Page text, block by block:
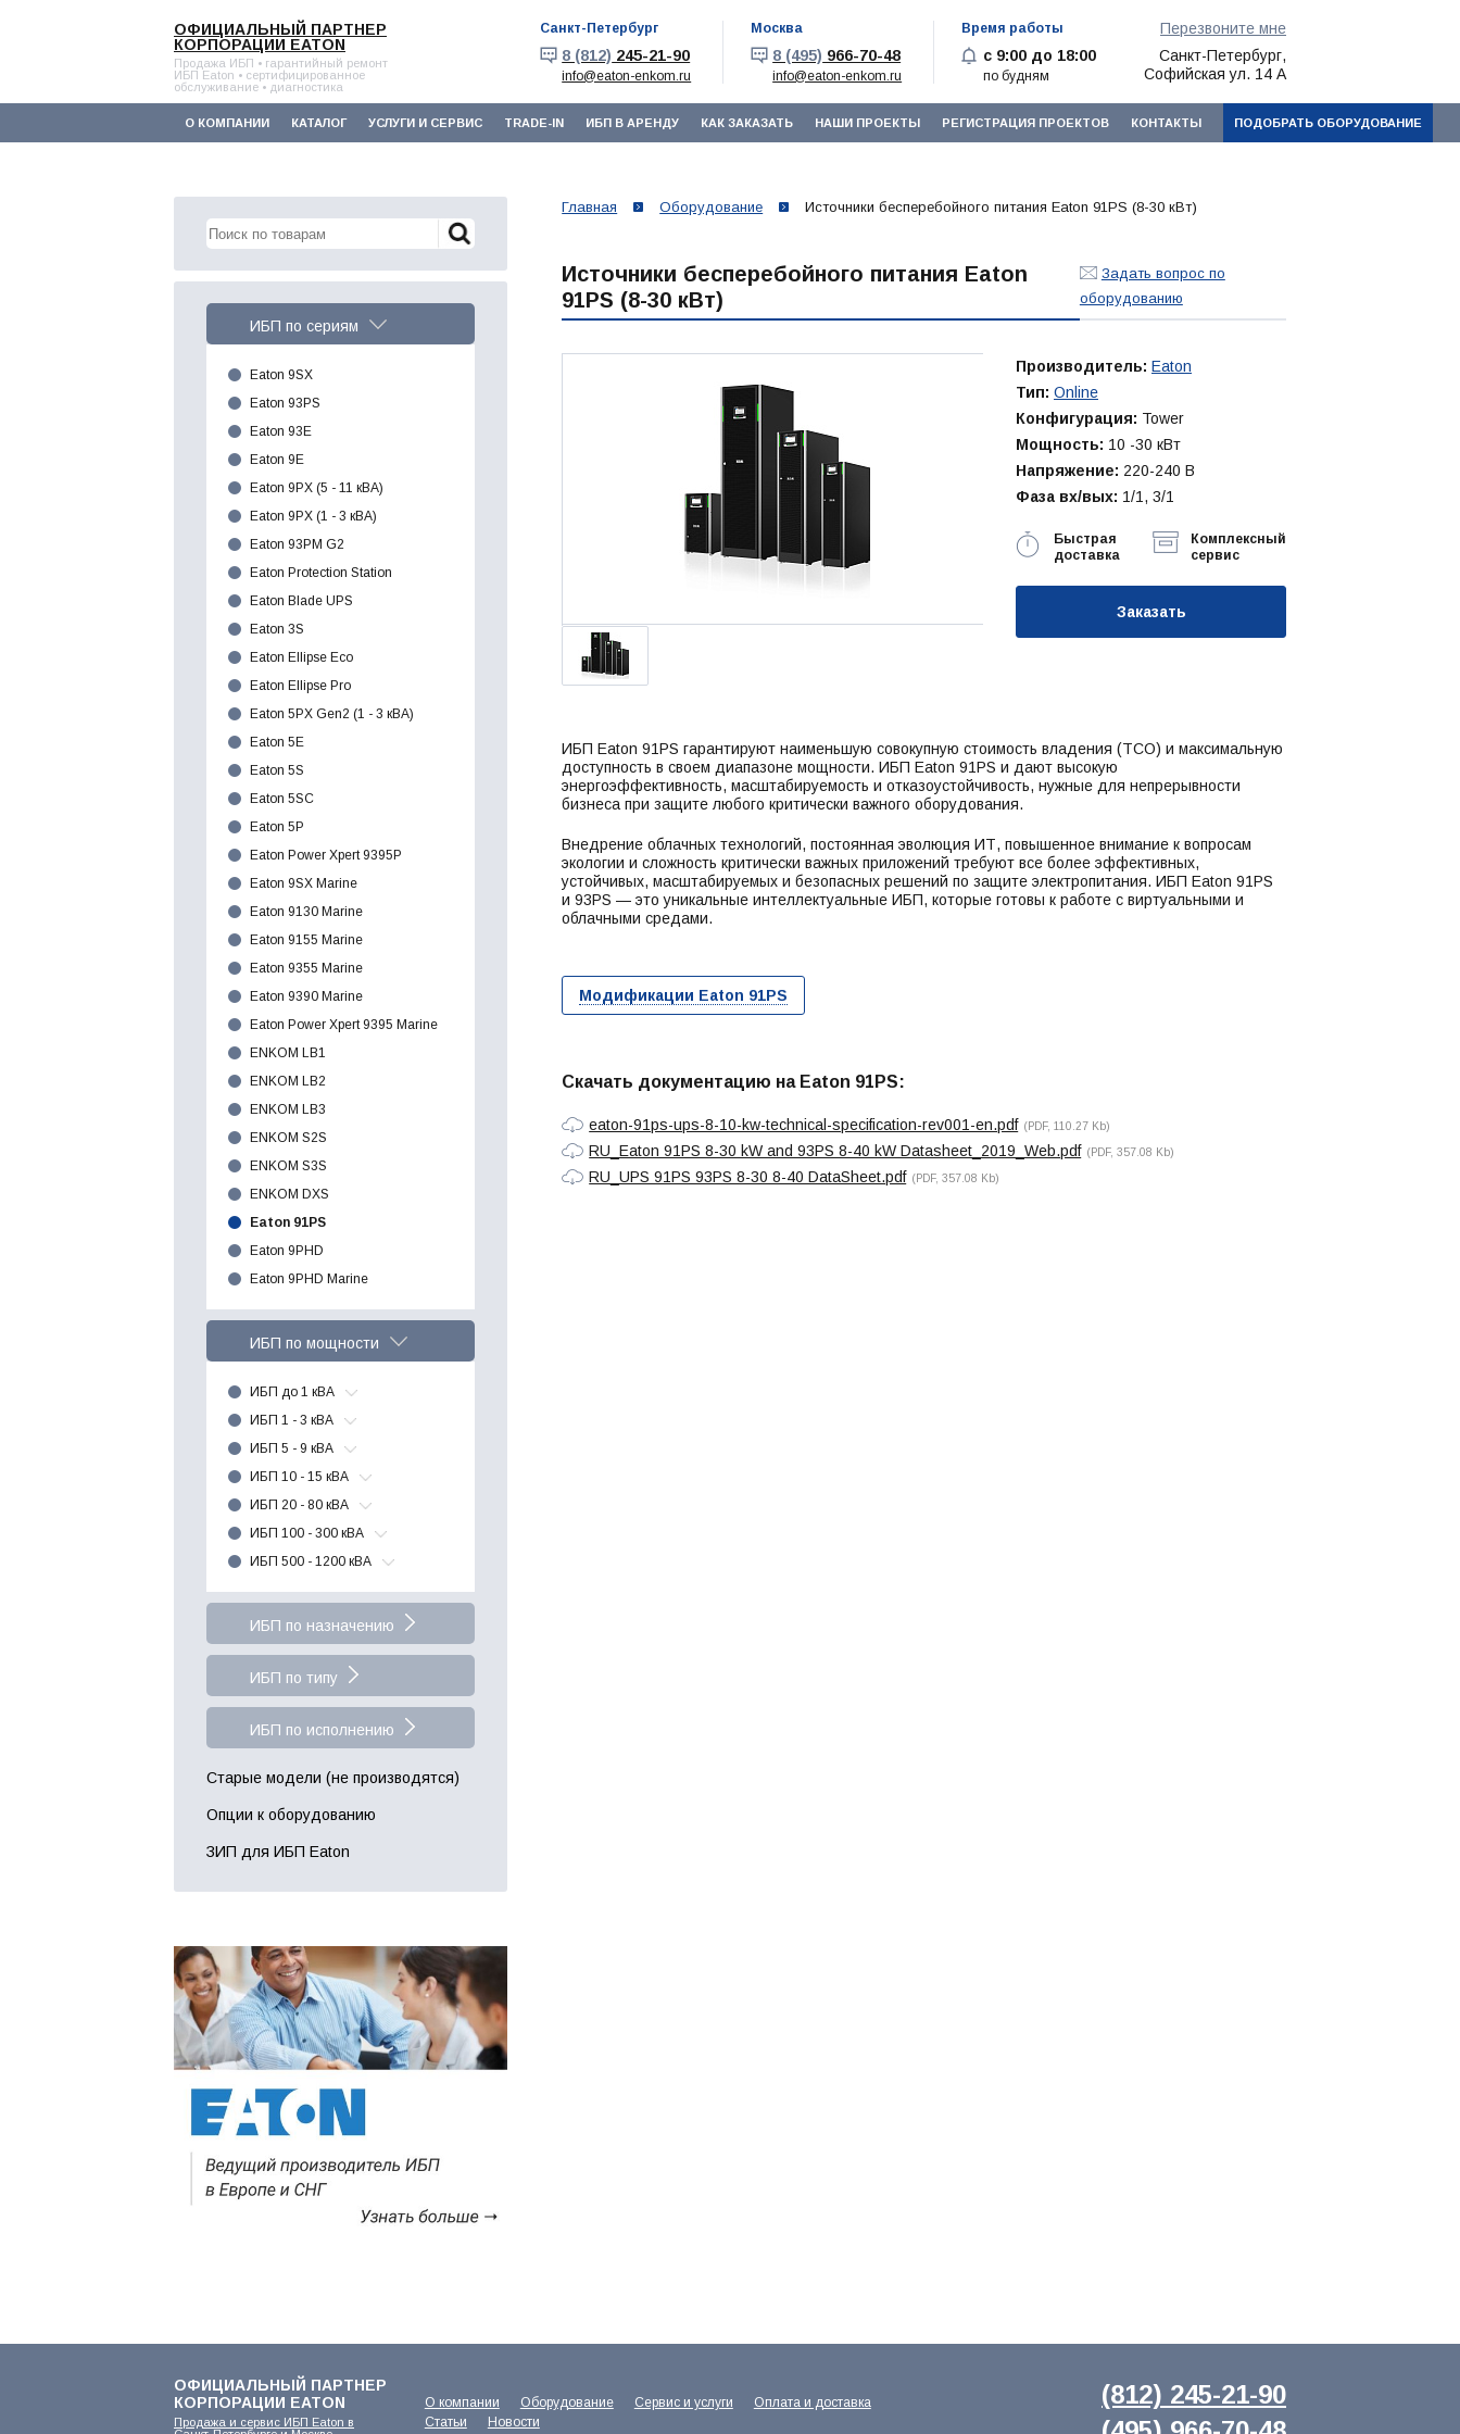
ОФИЦИАЛЬНЫЙ ПАРТНЕР
КОРПОРАЦИИ EATON
Продажа ИБП • гарантийный ремонт
ИБП Eaton • сертифицированное
обслуживание • диагностика
Санкт-Петербург
8 (812) 245-21-90
info@eaton-enkom.ru
Москва
8 (495) 966-70-48
info@eaton-enkom.ru
Время работы
с 9:00 до 18:00
по будням
Перезвоните мне
Санкт-Петербург,
Софийская ул. 14 А
О КОМПАНИИ КАТАЛОГ УСЛУГИ И СЕРВИС TRADE-IN ИБП В АРЕНДУ КАК ЗАКАЗАТЬ НАШИ ПРОЕКТЫ РЕГИСТРАЦИЯ ПРОЕКТОВ КОНТАКТЫ ПОДОБРАТЬ ОБОРУДОВАНИЕ
Главная Оборудование Источники бесперебойного питания Eaton 91PS (8-30 кВт)
Источники бесперебойного питания Eaton
91PS (8-30 кВт)
Задать вопрос по
оборудованию
Производитель: Eaton
Тип: Online
Конфигурация: Tower
Мощность: 10 -30 кВт
Напряжение: 220-240 В
Фаза вх/вых: 1/1, 3/1
Быстрая
доставка
Комплексный
сервис
Заказать
ИБП Eaton 91PS гарантируют наименьшую совокупную стоимость владения (TCO) и максимальную
доступность в своем диапазоне мощности. ИБП Eaton 91PS и дают высокую
энергоэффективность, масштабируемость и отказоустойчивость, нужные для непрерывности
бизнеса при защите любого критически важного оборудования.
Внедрение облачных технологий, постоянная эволюция ИТ, повышенное внимание к вопросам
экологии и сложность критически важных приложений требуют все более эффективных,
устойчивых, масштабируемых и безопасных решений по защите электропитания. ИБП Eaton 91PS
и 93PS — это уникальные интеллектуальные ИБП, которые готовы к работе с виртуальными и
облачными средами.
Модификации Eaton 91PS
Скачать документацию на Eaton 91PS:
eaton-91ps-ups-8-10-kw-technical-specification-rev001-en.pdf (PDF, 110.27 Kb)
RU_Eaton 91PS 8-30 kW and 93PS 8-40 kW Datasheet_2019_Web.pdf (PDF, 357.08 Kb)
RU_UPS 91PS 93PS 8-30 8-40 DataSheet.pdf (PDF, 357.08 Kb)
ИБП по сериям
Eaton 9SX
Eaton 93PS
Eaton 93E
Eaton 9E
Eaton 9PX (5 - 11 кВА)
Eaton 9PX (1 - 3 кВА)
Eaton 93PM G2
Eaton Protection Station
Eaton Blade UPS
Eaton 3S
Eaton Ellipse Eco
Eaton Ellipse Pro
Eaton 5PX Gen2 (1 - 3 кВА)
Eaton 5E
Eaton 5S
Eaton 5SC
Eaton 5P
Eaton Power Xpert 9395P
Eaton 9SX Marine
Eaton 9130 Marine
Eaton 9155 Marine
Eaton 9355 Marine
Eaton 9390 Marine
Eaton Power Xpert 9395 Marine
ENKOM LB1
ENKOM LB2
ENKOM LB3
ENKOM S2S
ENKOM S3S
ENKOM DXS
Eaton 91PS
Eaton 9PHD
Eaton 9PHD Marine
ИБП по мощности
ИБП до 1 кВА
ИБП 1 - 3 кВА
ИБП 5 - 9 кВА
ИБП 10 - 15 кВА
ИБП 20 - 80 кВА
ИБП 100 - 300 кВА
ИБП 500 - 1200 кВА
ИБП по назначению
ИБП по типу
ИБП по исполнению
Старые модели (не производятся)
Опции к оборудованию
ЗИП для ИБП Eaton
ОФИЦИАЛЬНЫЙ ПАРТНЕР
КОРПОРАЦИИ EATON
Продажа и сервис ИБП Eaton в
О компании Оборудование Сервис и услуги
Оплата и доставка
Статьи
Новости
(812) 245-21-90